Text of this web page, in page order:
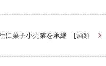
に菓子小売業を承継 [酒類